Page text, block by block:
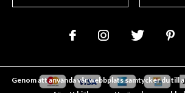
Genom att använda vår webbplats samtycker du till